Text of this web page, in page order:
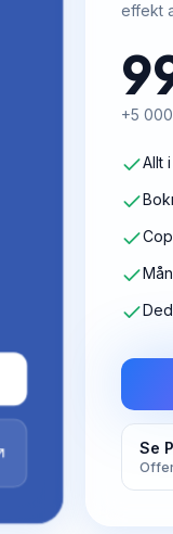
effekt
+5
Allt
Se